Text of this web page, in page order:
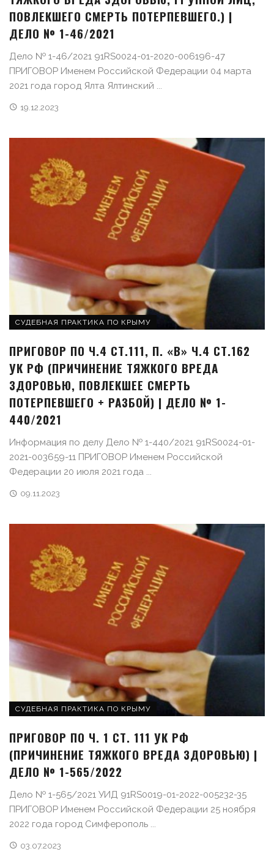
ПОВЛЕКШЕГО СМЕРТЬ ПОТЕРПЕВШЕГО.) |
ДЕЛО № 1-46/2021
Дело № 1-46/2021 91RS0024-01-2020-006196-47
ПРИГОВОР Именем Российской Федерации 04 марта
2021 года город Ялта Ялтинский ...
19.12.2023
СУДЕБНАЯ ПРАКТИКА ПО КРЫМУ
ПРИГОВОР ПО Ч.4 СТ.111, П. «В» Ч.4 СТ.162
УК РФ (ПРИЧИНЕНИЕ ТЯЖКОГО ВРЕДА
ЗДОРОВЬЮ, ПОВЛЕКШЕЕ СМЕРТЬ
ПОТЕРПЕВШЕГО + РАЗБОЙ) | ДЕЛО № 1-
440/2021
Информация по делу Дело № 1-440/2021 91RS0024-01-
2021-003659-11 ПРИГОВОР Именем Российской
Федерации 20 июля 2021 года ...
09.11.2023
СУДЕБНАЯ ПРАКТИКА ПО КРЫМУ
ПРИГОВОР ПО Ч. 1 СТ. 111 УК РФ
(ПРИЧИНЕНИЕ ТЯЖКОГО ВРЕДА ЗДОРОВЬЮ) |
ДЕЛО № 1-565/2022
Дело № 1-565/2021 УИД 91RS0019-01-2022-005232-35
ПРИГОВОР Именем Российской Федерации 25 ноября
2022 года город Симферополь ...
03.07.2023